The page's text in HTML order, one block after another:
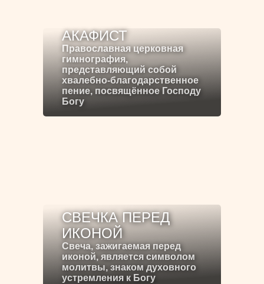
АКАФИСТ
Православная церковная
гимнография,
представляющий собой
хвалебно-благодарственное
пение, посвящённое Господу
Богу
СВЕЧКА ПЕРЕД
ИКОНОЙ
Свеча, зажигаемая перед
иконой, является символом
молитвы, знаком духовного
устремления к Богу